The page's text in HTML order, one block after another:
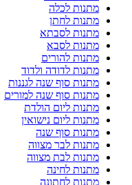
מתנות לכלה
מתנות לחתן
מתנות לסבתא
מתנות לסבא
מתנות להורים
מתנות לדודה ולדוד
מתנות סוף שנה לגננות
מתנות סוף שנה למורים
מתנות ליום הולדת
מתנות ליום נישואין
מתנות סוף שנה
מתנות לבר מצווה
מתנות לבת מצווה
מתנות לחינה
מתנות לחתונה